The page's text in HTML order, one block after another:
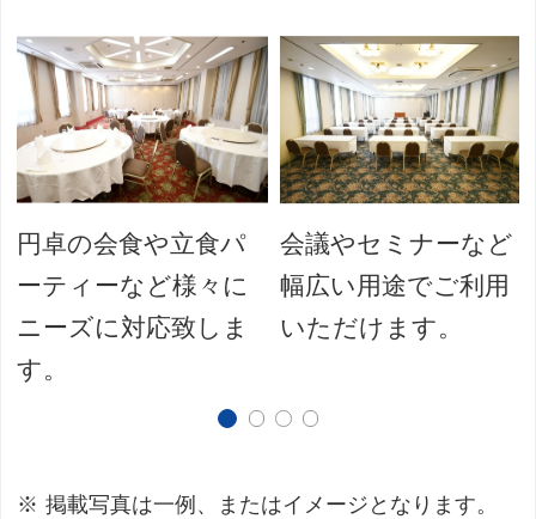
円卓の会食や立食パ
ーティーなど様々に
ニーズに対応致しま
す。
会議やセミナーなど
幅広い用途でご利用
いただけます。
掲載写真は一例、またはイメージとなります。